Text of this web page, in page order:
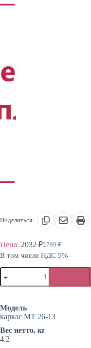
Поделиться:
Цена: 2709₽
Первоначальная
цена
составляла
2709 ₽.
2032 ₽Текущая
цена:
2032 ₽.
В том числе НДС 5%
Количество
товара
Каркас
МТ
26-
13
Модель
каркас МТ 26-13
Вес нетто, кг
4.2